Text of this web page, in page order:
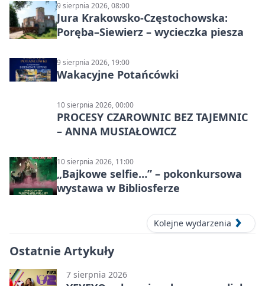
9 sierpnia 2026, 08:00
Jura Krakowsko-Częstochowska:
Poręba–Siewierz – wycieczka piesza
9 sierpnia 2026, 19:00
Wakacyjne Potańcówki
10 sierpnia 2026, 00:00
PROCESY CZAROWNIC BEZ TAJEMNIC
– ANNA MUSIAŁOWICZ
10 sierpnia 2026, 11:00
„Bajkowe selfie…” – pokonkursowa
wystawa w Bibliosferze
Kolejne wydarzenia
Ostatnie Artykuły
7 sierpnia 2026